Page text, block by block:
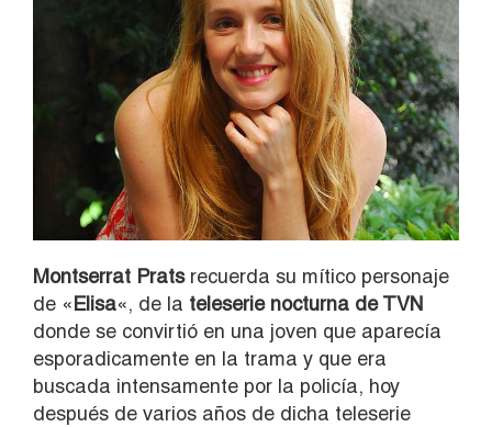
Montserrat Pratsrecuerda su mítico personaje
de «Elisa«, de la teleserie nocturna de TVN
donde se convirtió en una joven que aparecía
esporadicamente en la trama y que era
buscada intensamente por la policía, hoy
después de varios años de dicha teleserie